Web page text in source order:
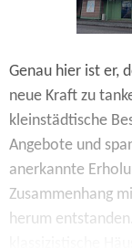
Genau hier ist er,
neue Kraft zu
kleinstädtische
Angebote und
anerkannte
Zusammenhang
herum
klassizistische